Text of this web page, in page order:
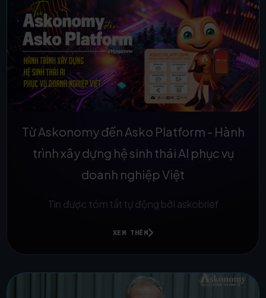
Từ Askonomy đến Asko Platform - Hành
trình xây dựng hệ sinh thái AI phục vụ
doanh nghiệp Việt
Tin được tóm tắt tự động bởi askobrief
XEM THÊM